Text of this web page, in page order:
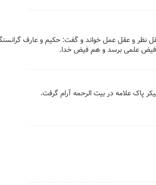
نظر و عقل عمل خواند و گفت: حکیم و عارف
فیض علمی برسد و هم فیض خدا.
پاک علامه در بیت الرحمه آرام گرفت.